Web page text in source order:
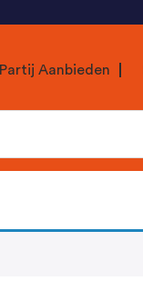
Partij Aanbieden